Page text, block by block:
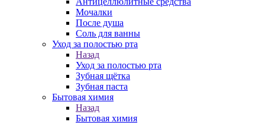
Мочалки
После душа
Соль для ванны
Уход за полостью рта
Назад
Уход за полостью рта
Зубная щётка
Зубная паста
Бытовая химия
Назад
Бытовая химия